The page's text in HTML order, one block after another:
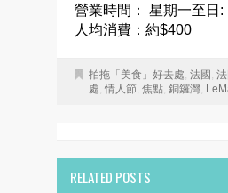
營業時間： 星期一至日:
人均消費：約$400
拍拖「美食」好去處, 法國 ,
處, 情人節, 焦點, 銅鑼灣,
RELATED POSTS